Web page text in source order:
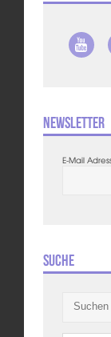
Newsletter
E-Mail
Suche
nach: